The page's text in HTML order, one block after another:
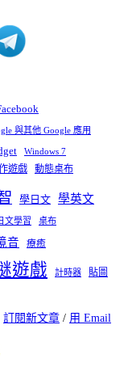
與其他 Google 應用
Windows 7
遊戲 動態桌布
學日文 學英文
文學習 桌布
音 療癒
遊戲 計時器
貼圖
訂閱新文章 / 用 Email